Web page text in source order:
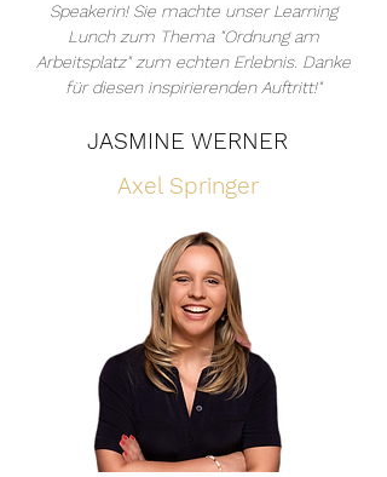
Speakerin! Sie machte unser Learning
Lunch zum Thema "Ordnung am
Arbeitsplatz" zum echten Erlebnis. Danke
für diesen inspirierenden Auftritt!"
JASMINE WERNER
Axel Springer